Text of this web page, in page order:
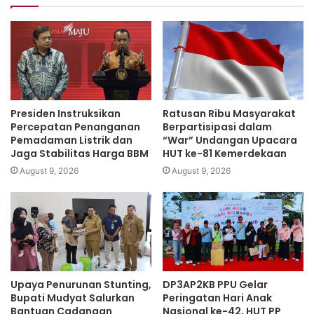
PPU.
Ia berharap setiap kelurahan dan desa di PPU dapat
memanfaatkan kesempatan ini untuk memotivasi
masyarakat agar lebih peduli terhadap lingkungan dan
komunitas mereka.
“Kami percaya bahwa gotong royong adalah kunci untuk
membangun solidaritas dan kemajuan di PPU. Pesan Pj
Bupati agar kita peduli terhadap lingkungan semoga
menjadi penyemangat untuk memperkuat gerakan ini,”
ujarnya.(ADV)
Presiden Instruksikan
Percepatan Penanganan
Pemadaman Listrik dan
Jaga Stabilitas Harga BBM
August 9, 2026
Ratusan Ribu Masyarakat
Berpartisipasi dalam
“War” Undangan Upacara
HUT ke-81 Kemerdekaan
August 9, 2026
Upaya Penurunan Stunting,
Bupati Mudyat Salurkan
DP3AP2KB PPU Gelar
Peringatan Hari Anak